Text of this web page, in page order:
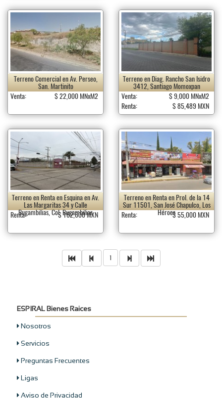
Terreno Comercial en Av. Perseo,
San. Martinito
Venta:
$ 22,000 MNxM2
Terreno en Diag. Rancho San Isidro
3412, Santiago Momoxpan
Venta:
$ 9,000 MNxM2
Renta:
$ 85,489 MXN
Terreno en Renta en Esquina en Av.
Las Margaritas 34 y Calle
Bugambilias, Col. Bugambilias
Renta: $ 162,600 MXN
Terreno en Renta en Prol. de la 14
Sur 11501, San José Chapulco, Los
Héroes
Renta: $ 55,000 MXN
1
ESPIRAL Bienes Raices
Nosotros
Servicios
Preguntas Frecuentes
Ligas
Aviso de Privacidad